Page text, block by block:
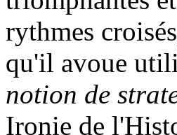
rythmes
qu'il avoue
notion de
Ironie de